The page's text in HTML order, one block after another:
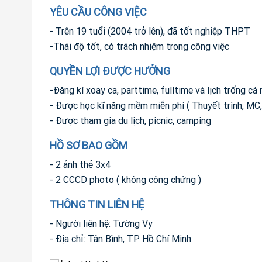
YÊU CẦU CÔNG VIỆC
- Trên 19 tuổi (2004 trở lên), đã tốt nghiệp THPT
-Thái độ tốt, có trách nhiệm trong công việc
QUYỀN LỢI ĐƯỢC HƯỞNG
-Đăng kí xoay ca, parttime, fulltime và lịch trống cá
- Được học kĩ năng mềm miễn phí ( Thuyết trình,
- Được tham gia du lịch, picnic, camping
HỒ SƠ BAO GỒM
- 2 ảnh thẻ 3x4
- 2 CCCD photo ( không công chứng )
THÔNG TIN LIÊN HỆ
- Người liên hệ: Tường Vy
- Địa chỉ: Tân Bình, TP Hồ Chí Minh